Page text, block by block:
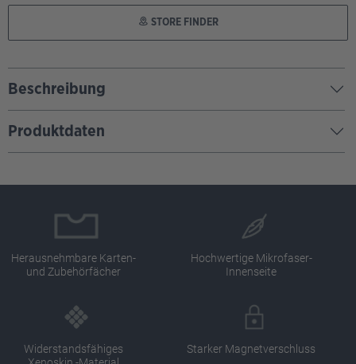
STORE FINDER
Beschreibung
Produktdaten
Herausnehmbare Karten-
und Zubehörfächer
Hochwertige Mikrofaser-
Innenseite
Widerstandsfähiges
Starker Magnetverschluss